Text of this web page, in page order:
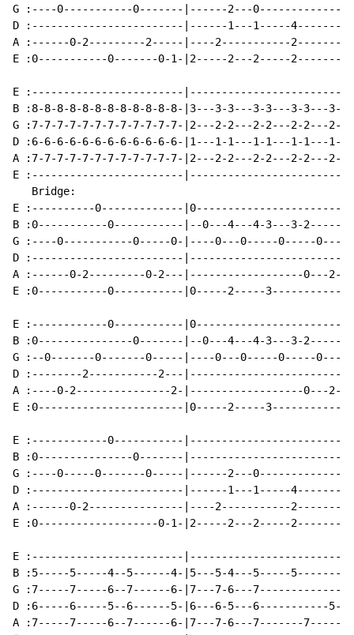
G :----0-----------0-------|------2---0-------------|
D :------------------------|------1---1-----4-------|
A :------0-2---------2-----|----2-----------2-------|
E :0-----------0-------0-1-|2-----2---2-----2-------|
E :------------------------|------------------------|
B :8-8-8-8-8-8-8-8-8-8-8-8-|3---3-3---3-3---3-3---3-|
G :7-7-7-7-7-7-7-7-7-7-7-7-|2---2-2---2-2---2-2---2-|
D :6-6-6-6-6-6-6-6-6-6-6-6-|1---1-1---1-1---1-1---1-|
A :7-7-7-7-7-7-7-7-7-7-7-7-|2---2-2---2-2---2-2---2-|
E :------------------------|------------------------|
   Bridge:
E :----------0-------------|0-----------------------|
B :0-----------0-----------|--0---4---4-3---3-2-----|
G :----0-----------0-----0-|----0---0-----0-----0---|
D :------------------------|------------------------|
A :------0-2---------0-2---|------------------0---2-|
E :0-----------0-----------|0-----2-----3-----------|
E :------------0-----------|0-----------------------|
B :0---------------0-------|--0---4---4-3---3-2-----|
G :--0-------0-------0-----|----0---0-----0-----0---|
D :--------2-----------2---|------------------------|
A :----0-2---------------2-|------------------0---2-|
E :0-----------------------|0-----2-----3-----------|
E :------------0-----------|------------------------|
B :0---------------0-------|------------------------|
G :----0-----0-------0-----|------2---0-------------|
D :------------------------|------1---1-----4-------|
A :------0-2---------------|----2-----------2-------|
E :0-------------------0-1-|2-----2---2-----2-------|
E :------------------------|------------------------|
B :5-----5-----4--5------4-|5---5-4---5-----5-------|
G :7-----7-----6--7------6-|7---7-6---7-------------|
D :6-----6-----5--6------5-|6---6-5---6-----------5-|
A :7-----7-----6--7------6-|7---7-6---7-------7-----|